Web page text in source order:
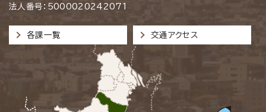
法人番号：5000020242071
各課一覧 交通アクセス